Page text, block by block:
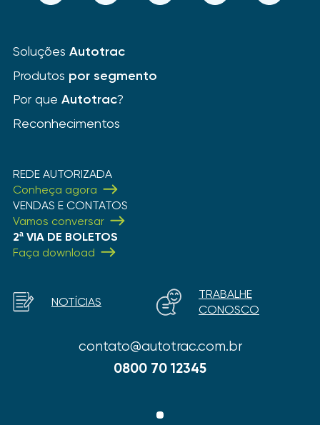
Soluções Autotrac
Produtos por segmento
Por que Autotrac?
Reconhecimentos
REDE AUTORIZADA
Conheça agora
VENDAS E CONTATOS
Vamos conversar
2ª VIA DE BOLETOS
Faça download
contato@autotrac.com.br
0800 70 12345
NOTÍCIAS
TRABALHE
CONOSCO